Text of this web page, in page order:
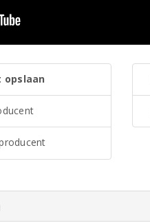
opslaan